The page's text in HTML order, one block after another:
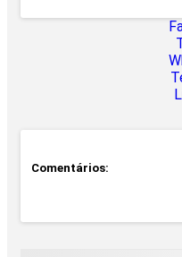
Comentários: